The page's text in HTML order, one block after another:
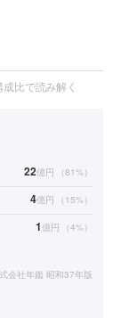
比で読み解く
22億円 （81%）
4億円 （ 15%）
1億円 （4%）
会社年鑑 昭和37年版